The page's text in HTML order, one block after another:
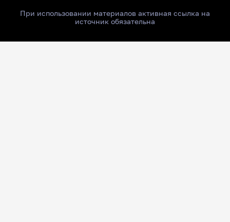
При использовании материалов активная ссылка на
источник обязательна